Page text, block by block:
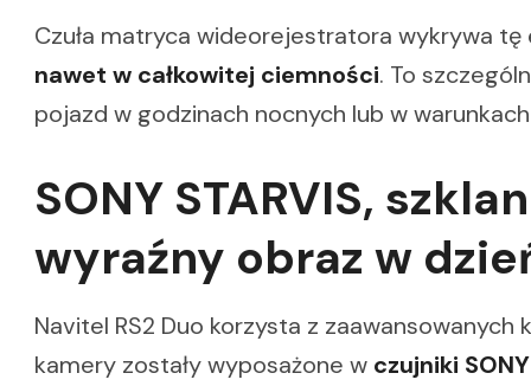
Czuła matryca wideorejestratora wykrywa
nawet w całkowitej ciemności. To
pojazd w godzinach nocnych lub w
SONY STARVIS,
wyraźny obraz w
Navitel RS2 Duo korzysta z
kamery zostały wyposażone w czujniki